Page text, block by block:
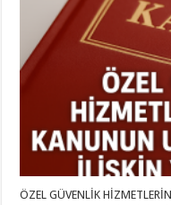
ÖZEL GÜVENLİK